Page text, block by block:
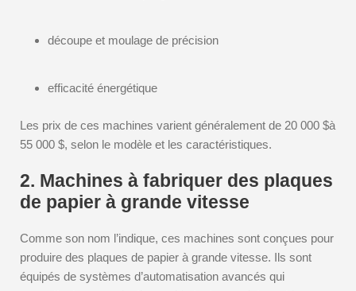
découpe et moulage de précision
efficacité énergétique
Les prix de ces machines varient généralement de 20 000 $à
55 000 $, selon le modèle et les caractéristiques.
2. Machines à fabriquer des plaques
de papier à grande vitesse
Comme son nom l’indique, ces machines sont conçues pour
produire des plaques de papier à grande vitesse. Ils sont
équipés de systèmes d’automatisation avancés qui